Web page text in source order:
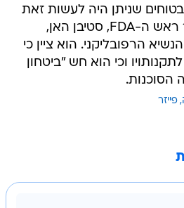
שניתן היה לעשות זאת
שבוע קודם לכן", אמר ראש ה-FDA, סטיבן האן,
הרפובליקני. הוא ציין כי
וכי הוא חש "ביטחון
הסוכנות.
פייזר